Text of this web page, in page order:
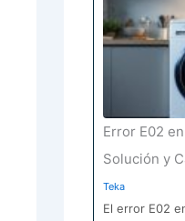
Error E02
Solución y
Teka
El error E02